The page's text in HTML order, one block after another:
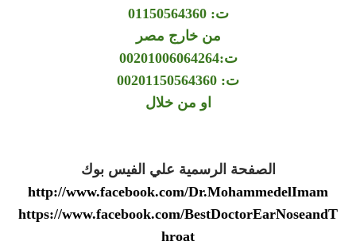
ت: 01150564360
من خارج مصر
ت:00201006064264
ت: 00201150564360
او من خلال
الصفحة الرسمية علي الفيس بوك
http://www.facebook.com/Dr.MohammedelImam
https://www.facebook.com/BestDoctorEarNoseandT
hroat